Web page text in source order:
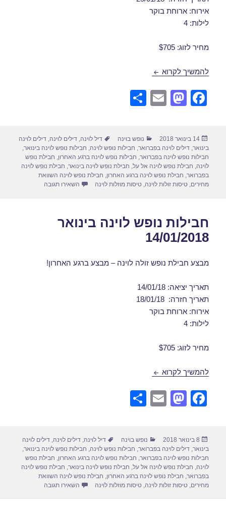
אירוח: ארוחת בוקר
לילות: 4
מחיר לזוג: $705
להמשיך לקרוא חבילות נופש לוינה בינואר 21/01/2018
F
e
b
o
M
o
d
o
E
e
פורסם
בתאריך
14 בינואר 2018 קטגוריות
נופש בוינה תגיות
דיל לוינה,דילים לוינה,דילים לוינה
בינואר,דילים לוינה בפברואר, חבילות נופש לוינה, חבילות נופש לוינה בינואר,
חבילות נופש לוינה בפברואר, חבילות נופש לוינה ברגע האחרון, חבילת נופש
לוינה, חבילת נופש לוינה אל על, חבילת נופש לוינה בינואר, חבילת נופש לוינה
בפברואר, חבילת נופש לוינה ברגע האחרון, חבילת נופש לוינה השוואת
מחירים,טיסות זולות לוינה,טיסות מוזלות לוינה השאירו תגובה
חבילות נופש לוינה בינואר
14/01/2018
מבצע חבילת נופש זולה לוינה – מבצע ברגע האחרון!
תאריך יציאה: 14/01/18
תאריך חזרה: 18/01/18
אירוח: ארוחת בוקר
לילות: 4
מחיר לזוג: $705
להמשיך לקרוא חבילות נופש לוינה בינואר 14/01/2018
F
e
b
o
M
o
d
o
E
e
פורסם
בתאריך
8 בינואר 2018 קטגוריות
נופש בוינה תגיות
דיל לוינה ,דילים לוינה ,דילים לוינה
בינואר ,דילים לוינה בפברואר חבילות נופש לוינה חבילות נופש לוינה בינואר
חבילות נופש לוינה בפברואר חבילות נופש לוינה ברגע האחרון חבילת נופש
לוינה חבילת נופש לוינה אל על חבילת נופש לוינה בינואר חבילת נופש לוינה
בפברואר חבילת נופש לוינה ברגע האחרון חבילת נופש לוינה השוואת
מחירים ,טיסות זולות לוינה ,טיסות מוזלות לוינה השאירו תגובה